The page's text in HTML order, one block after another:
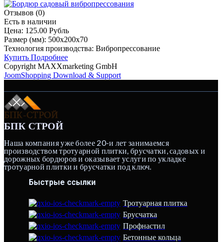
Отзывов (0)
Есть в наличии
Цена: 125.00 Рубль
Размер (мм): 500х200х70
Технология производства: Вибропрессование
Купить Подробнее
Copyright MAXXmarketing GmbH
JoomShopping Download & Support
БПК СТРОЙ
Наша компания уже более 20-и лет занимаемся
производством тротуарной плитки, брусчатки, садовых и
дорожных бордюров и оказывает услуги по укладке
тротуарной плитки и брусчатки под ключ.
Быстрые ссылки
Тротуарная плитка
Брусчатка
Профнастил
Бетонные кольца